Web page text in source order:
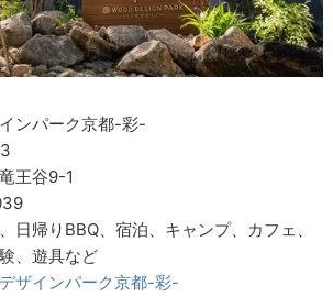
ンパーク京都-彩-
王谷9-1
日帰りBBQ、宿泊、キャンプ、カフェ、
、遊具など
ザインパーク京都-彩-